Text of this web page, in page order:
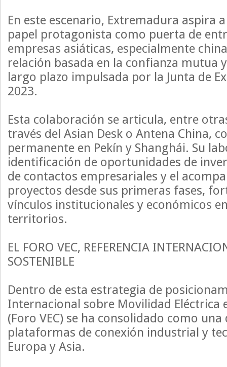
En este escenario, Extremadura aspira
papel protagonista como puerta de
empresas asiáticas, especialmente
relación basada en la confianza mutua
largo plazo impulsada por la Junta de
2023.
Esta colaboración se articula, entre
través del Asian Desk o Antena China,
permanente en Pekín y Shanghái. Su
identificación de oportunidades de
de contactos empresariales y el
proyectos desde sus primeras fases,
vínculos institucionales y económicos
territorios.
EL FORO VEC, REFERENCIA
SOSTENIBLE
Dentro de esta estrategia de
Internacional sobre Movilidad Eléctrica
(Foro VEC) se ha consolidado como
plataformas de conexión industrial y
Europa y Asia.